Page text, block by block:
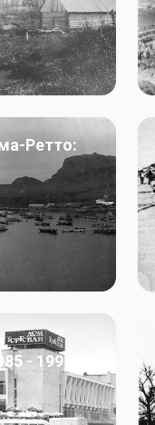
Ретто:
- 1991 гг